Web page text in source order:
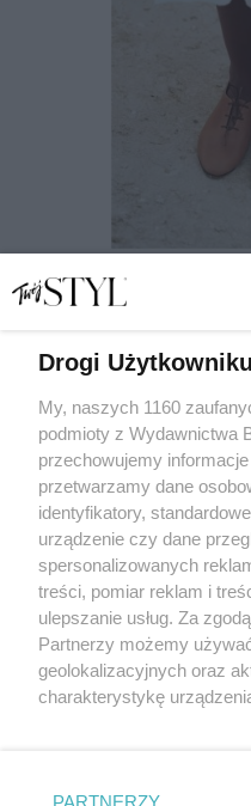
Dobrana para. Marka
KAROLINA TOMASZEWICZ
TRENDY
Drogi
My, naszych 1160
podmioty z Wydawnictwa
przechowujemy
przetwarzamy dane
identyfikatory,
urządzenie czy dane
spersonalizowanych
treści, pomiar reklam i
ulepszanie usług. Za
Partnerzy możemy
geolokalizacyjnych oraz
charakterystykę
zmienić/wycofać klikając
PARTNERZY